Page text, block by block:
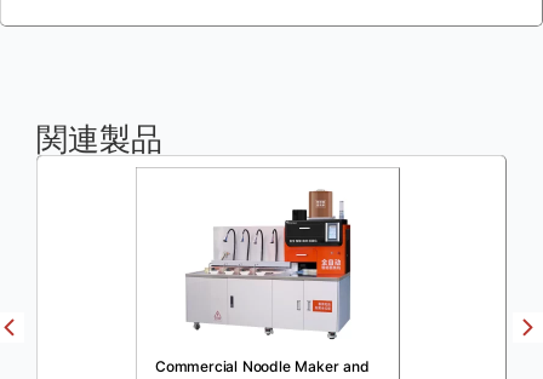
関連製品
Commercial Noodle Maker and